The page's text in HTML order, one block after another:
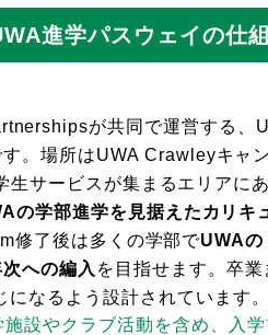
進学パスウェイの仕
が共同で運営する、
。場所はUWA Crawleyキャ
サービスが集まるエリアにあ
の学部進学を見据えたカリキ
修了後は多くの学部でUWAの
次への編入 を目指せます。卒
なるよう設計されています。
施設やクラブ活動を含め、入